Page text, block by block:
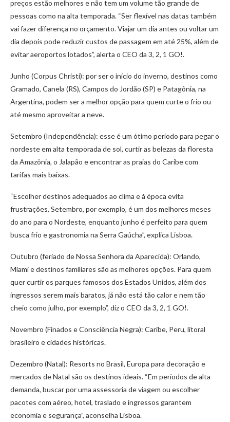
preços estão melhores e não tem um volume tão grande de
pessoas como na alta temporada. “Ser flexível nas datas também
vai fazer diferença no orçamento. Viajar um dia antes ou voltar um
dia depois pode reduzir custos de passagem em até 25%, além de
evitar aeroportos lotados”, alerta o CEO da 3, 2, 1 GO!.
Junho (Corpus Christi): por ser o início do inverno, destinos como
Gramado, Canela (RS), Campos do Jordão (SP) e Patagônia, na
Argentina, podem ser a melhor opção para quem curte o frio ou
até mesmo aproveitar a neve.
Setembro (Independência): esse é um ótimo período para pegar o
nordeste em alta temporada de sol, curtir as belezas da floresta
da Amazônia, o Jalapão e encontrar as praias do Caribe com
tarifas mais baixas.
“Escolher destinos adequados ao clima e à época evita
frustrações. Setembro, por exemplo, é um dos melhores meses
do ano para o Nordeste, enquanto junho é perfeito para quem
busca frio e gastronomia na Serra Gaúcha”, explica Lisboa.
Outubro (feriado de Nossa Senhora da Aparecida): Orlando,
Miami e destinos familiares são as melhores opções. Para quem
quer curtir os parques famosos dos Estados Unidos, além dos
ingressos serem mais baratos, já não está tão calor e nem tão
cheio como julho, por exemplo”, diz o CEO da 3, 2, 1 GO!.
Novembro (Finados e Consciência Negra): Caribe, Peru, litoral
brasileiro e cidades históricas.
Dezembro (Natal): Resorts no Brasil, Europa para decoração e
mercados de Natal são os destinos ideais. “Em períodos de alta
demanda, buscar por uma assessoria de viagem ou escolher
pacotes com aéreo, hotel, traslado e ingressos garantem
economia e segurança”, aconselha Lisboa.